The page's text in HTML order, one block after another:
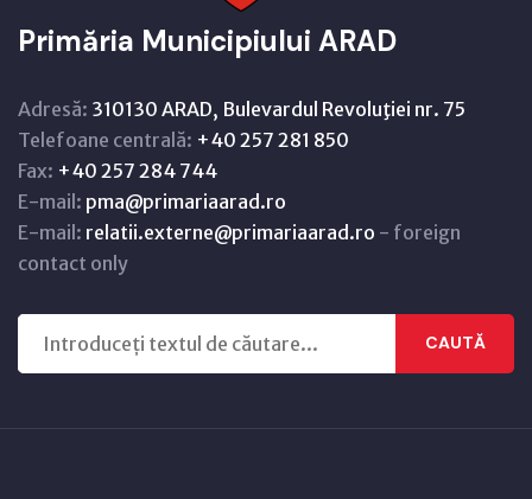
Primăria Municipiului ARAD
Adresă: 310130 ARAD, Bulevardul Revoluţiei nr. 75
Telefoane centrală: +40 257 281 850
Fax: +40 257 284 744
E-mail: pma@primariaarad.ro
E-mail: relatii.externe@primariaarad.ro - foreign
contact only
CAUTĂ